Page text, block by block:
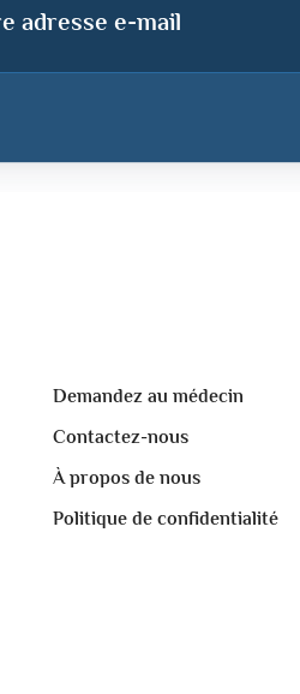
adresse e-mail
Demandez au médecin
Contactez-nous
À propos de nous
Politique de confidentialité